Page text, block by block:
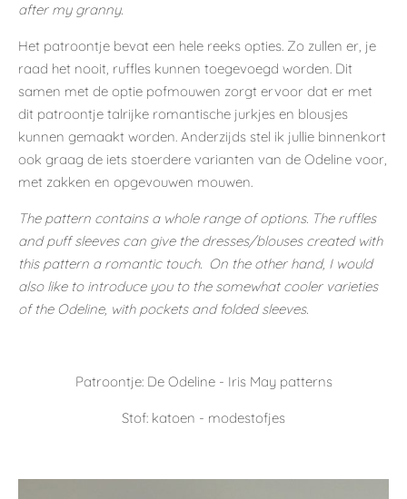
after my granny.
Het patroontje bevat een hele reeks opties. Zo zullen er, je
raad het nooit, ruffles kunnen toegevoegd worden. Dit
samen met de optie pofmouwen zorgt ervoor dat er met
dit patroontje talrijke romantische jurkjes en blousjes
kunnen gemaakt worden. Anderzijds stel ik jullie binnenkort
ook graag de iets stoerdere varianten van de Odeline voor,
met zakken en opgevouwen mouwen.
The pattern contains a whole range of options. The ruffles
and puff sleeves can give the dresses/blouses created with
this pattern a romantic touch. On the other hand, I would
also like to introduce you to the somewhat cooler varieties
of the Odeline, with pockets and folded sleeves.
Patroontje: De Odeline - Iris May patterns
Stof: katoen - modestofjes